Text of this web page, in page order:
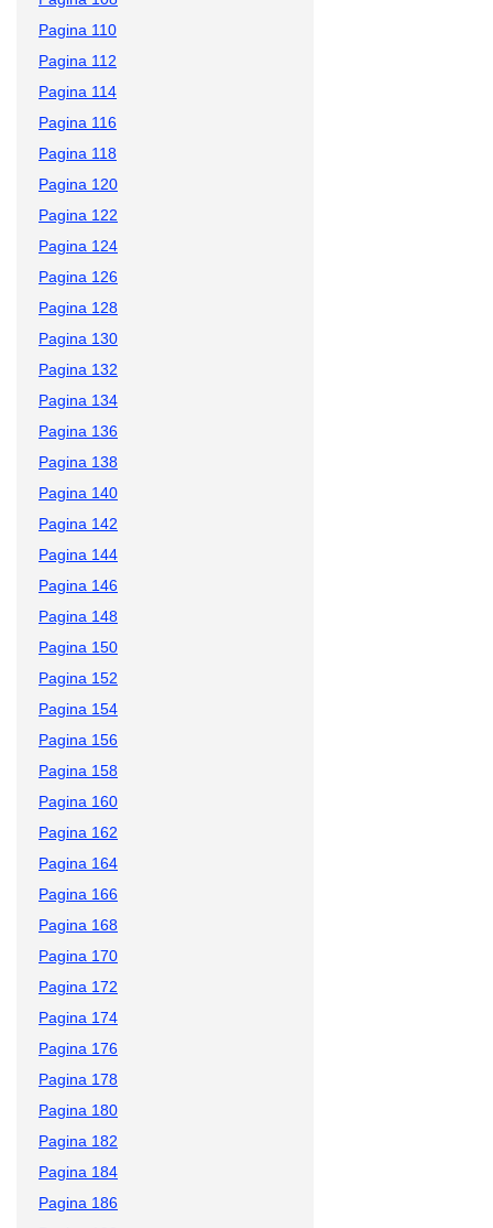
Pagina 110
Pagina 112
Pagina 114
Pagina 116
Pagina 118
Pagina 120
Pagina 122
Pagina 124
Pagina 126
Pagina 128
Pagina 130
Pagina 132
Pagina 134
Pagina 136
Pagina 138
Pagina 140
Pagina 142
Pagina 144
Pagina 146
Pagina 148
Pagina 150
Pagina 152
Pagina 154
Pagina 156
Pagina 158
Pagina 160
Pagina 162
Pagina 164
Pagina 166
Pagina 168
Pagina 170
Pagina 172
Pagina 174
Pagina 176
Pagina 178
Pagina 180
Pagina 182
Pagina 184
Pagina 186